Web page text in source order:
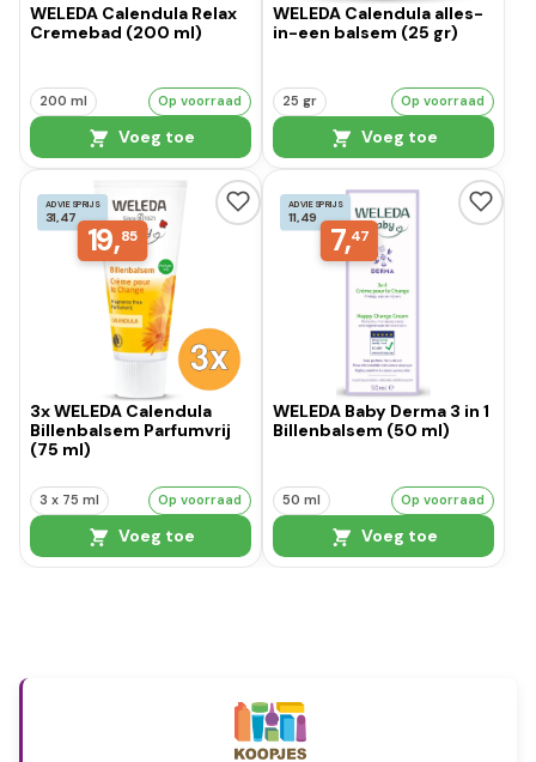
WELEDA Calendula Relax
Cremebad (200 ml)
200 ml Op voorraad
Voeg toe
WELEDA Calendula alles-
in-een balsem (25 gr)
25 gr Op voorraad
Voeg toe
ADVIESPRIJS
31,47
19,85
3x WELEDA Calendula
Billenbalsem Parfumvrij
(75 ml)
3 x 75 ml Op voorraad
Voeg toe
ADVIESPRIJS
11,49
7,47
WELEDA Baby Derma 3 in 1
Billenbalsem (50 ml)
50 ml Op voorraad
Voeg toe